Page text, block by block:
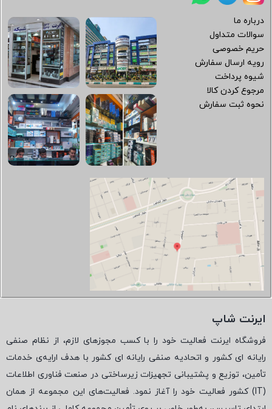
درباره ما
سوالات متداول
حریم خصوصی
رویه ارسال سفارش
شیوه پرداخت
مرجوع کردن کالا
نحوه ثبت سفارش
ایرنت شاپ
فروشگاه ایرنت فعالیت خود را با کسب مجوزهای لازم، از نظام صنفی
رایانه ای کشور و اتحادیه صنفی رایانه ای کشور با هدف ارایه‌ی خدمات
تأمین، توزیع و پشتیبانی تجهیزات زیرساختی در صنعت فناوری اطلاعات
(
IT) کشور فعالیت خود را آغاز نمود. فعالیت‌های این مجموعه از همان